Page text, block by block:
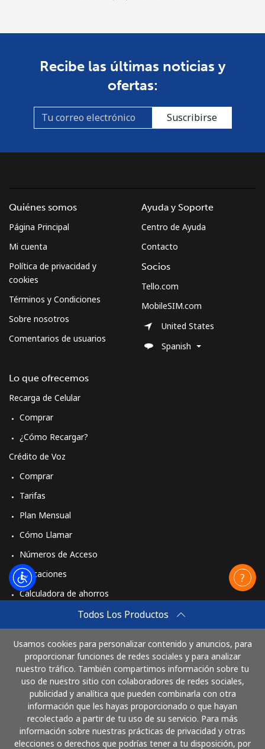
Recibe las últimas noticias y
ofertas:
Suscribirse
Todos Los Productos
Usamos cookies para personalizar contenido y anuncios, para
proporcionar funciones de redes sociales y para analizar
nuestro tráfico. También compartimos información sobre tu
uso de nuestro sitio con colaboradores de redes sociales,
publicidad y analítica que pueden combinarla con otra
información que les hayas proporcionado o que hayan
recolectado a partir de tu uso de su servicio. Para más
información sobre nuestras prácticas de privacidad y otras
elecciones o derechos que podrías tener a tu disposición, por
Quiénes somos
Página Principal
Mi cuenta
Política de privacidad y
cookies
Términos y Condiciones
Sobre nosotros
Comentarios de usuarios
Lo que ofrecemos
Recarga de Celular
Comprar
¿Cómo Recargar?
Crédito de Voz
Comprar
Tarifas
Plan Mensual
Cómo Llamar
Números de Acceso
Aplicaciones
Calculadora de ahorros
Comprar
Cómo funciona
Ayuda y Soporte
Centro de Ayuda
Contacto
Socios
Tello.com
MobileSIM.com
United States
Spanish
Paga con